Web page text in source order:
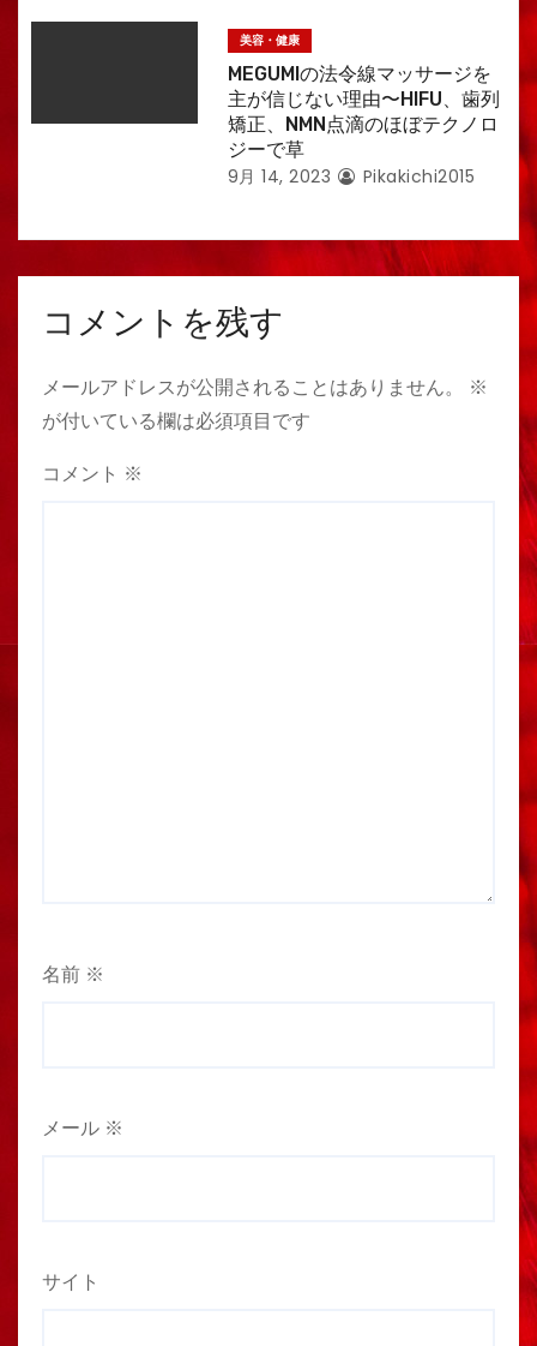
美容・健康
MEGUMIの法令線マッサージを
主が信じない理由〜HIFU、歯列
矯正、NMN点滴のほぼテクノロ
ジーで草
9月 14, 2023 Pikakichi2015
コメントを残す
メールアドレスが公開されることはありません。
※
が付いている欄は必須項目です
コメント ※
名前 ※
メール ※
サイト